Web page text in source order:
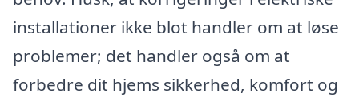
installationer ikke blot handler om at løse
problemer; det handler også om at
forbedre dit hjems sikkerhed, komfort og